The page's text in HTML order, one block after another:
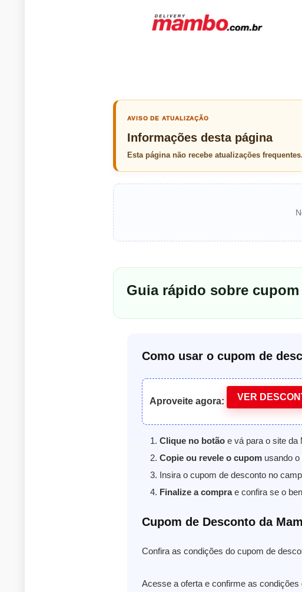
AVISO DE ATUALIZAÇÃO
Informações desta página
Esta página não recebe atualizações
Guia rápido sobre
Como usar o cupom de
Aproveite agora: VER
Clique no botão e vá para o site da
Copie ou revele o cupom usando
Insira o cupom de desconto no
Finalize a comprae confira se o
Cupom de Desconto da
Confira as condições do cupom de
Acesse a oferta e confirme as